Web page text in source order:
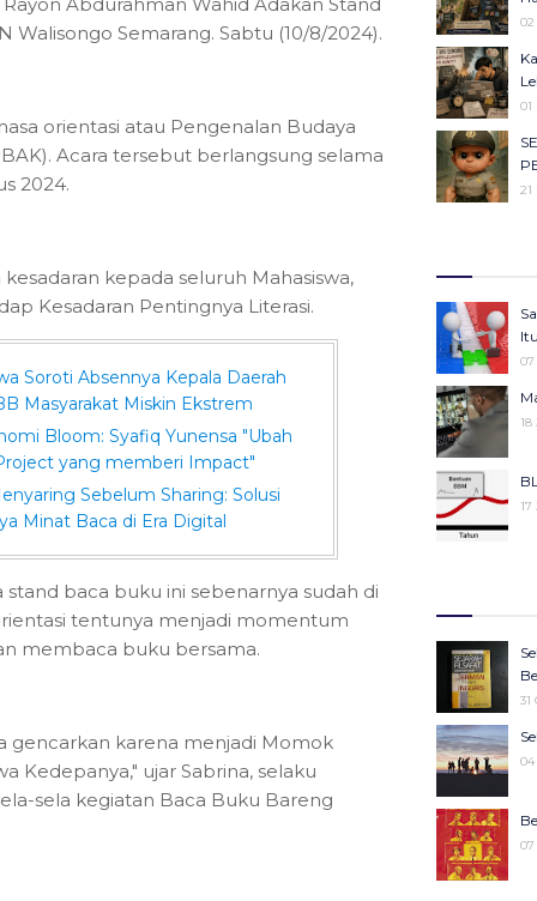
Semarang. Sabtu (10/8/2024).
orientasi atau Pengenalan Budaya
Acara tersebut berlangsung selama
2024.
kepada seluruh Mahasiswa,
Kesadaran Pentingnya Literasi.
Soroti Absennya Kepala Daerah
Masyarakat Miskin Ekstrem
Bloom: Syafiq Yunensa "Ubah
yang memberi Impact"
Sebelum Sharing: Solusi
Minat Baca di Era Digital
baca buku ini sebenarnya sudah di
tentunya menjadi momentum
membaca buku bersama.
gencarkan karena menjadi Momok
Kedepanya," ujar Sabrina, selaku
sela kegiatan Baca Buku Bareng
01
18
17
19
19
31
04